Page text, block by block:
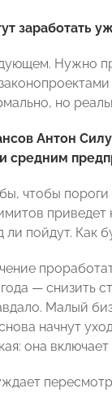
заработать
Нужно
но
Антон
средним
чтобы
ли пойдут. Как
— снизить
Малый
начнут
она